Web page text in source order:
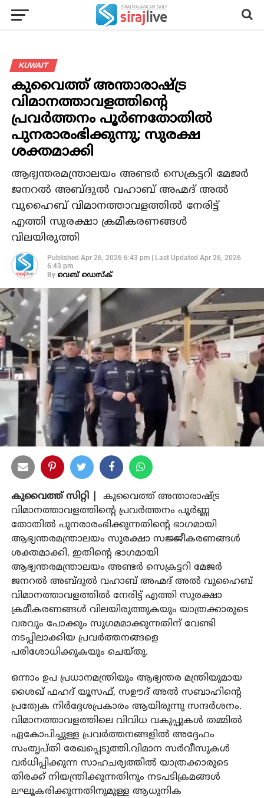
KUWAIT
കുവൈത്ത് അന്താരാഷ്ട്ര
വിമാനത്താവളത്തിന്റെ
പ്രവര്‍ത്തനം പൂര്‍ണതോതില്‍
പുനരാരംഭിക്കുന്നു; സുരക്ഷ
ശക്തമാക്കി
ആഭ്യന്തരമന്ത്രാലയം അണ്ടര്‍ സെക്രട്ടറി മേജര്‍
ജനറല്‍ അബ്ദുല്‍ വഹാബ് അഹ്മദ് അല്‍
വുഹൈബ് വിമാനത്താവളത്തില്‍ നേരിട്ട്
എത്തി സുരക്ഷാ ക്രമീകരണങ്ങള്‍
വിലയിരുത്തി
Published Apr 26, 2026 6:43 pm| Last Updated Apr 26, 2026
6:43 pm
By വെബ് ഡെസ്‌ക്
കുവൈത്ത് സിറ്റി |
കുവൈത്ത് അന്താരാഷ്ട്ര
വിമാനത്താവളത്തിന്റെ പ്രവര്‍ത്തനം പൂര്‍ണ്ണ
തോതില്‍ പുനരാരംഭിക്കുന്നതിന്റെ ഭാഗമായി
ആഭ്യന്തരമന്ത്രാലയം സുരക്ഷാ സജ്ജീകരണങ്ങള്‍
ശക്തമാക്കി. ഇതിന്റെ ഭാഗമായി
ആഭ്യന്തരമന്ത്രാലയം അണ്ടര്‍ സെക്രട്ടറി മേജര്‍
ജനറല്‍ അബ്ദുല്‍ വഹാബ് അഹ്മദ് അല്‍ വുഹൈബ്
വിമാനത്താവളത്തില്‍ നേരിട്ട് എത്തി സുരക്ഷാ
ക്രമീകരണങ്ങള്‍ വിലയിരുത്തുകയും യാത്രക്കാരുടെ
വരവും പോക്കും സുഗമമാക്കുന്നതിന് വേണ്ടി
നടപ്പിലാക്കിയ പ്രവര്‍ത്തനങ്ങളെ
പരിശോധിക്കുകയും ചെയ്തു.
ഒന്നാം ഉപ പ്രധാനമന്ത്രിയും ആഭ്യന്തര മന്ത്രിയുമായ
ശൈഖ് ഫഹദ് യൂസഫ്, സഊദ് അല്‍ സബാഹിന്റെ
പ്രത്യേക നിര്‍ദ്ദേശപ്രകാരം ആയിരുന്നു സന്ദര്‍ശനം.
വിമാനത്താവളത്തിലെ വിവിധ വകുപ്പുകള്‍ തമ്മില്‍
ഏകോപിച്ചുള്ള പ്രവര്‍ത്തനങ്ങളില്‍ അദ്ദേഹം
സംതൃപ്തി രേഖപ്പെടുത്തി.വിമാന സര്‍വീസുകള്‍
വര്‍ധിപ്പിക്കുന്ന സാഹചര്യത്തില്‍ യാത്രക്കാരുടെ
തിരക്ക് നിയന്ത്രിക്കുന്നതിനും നടപടിക്രമങ്ങള്‍
ലഘൂകരിക്കുന്നതിനുമുള്ള ആധുനിക